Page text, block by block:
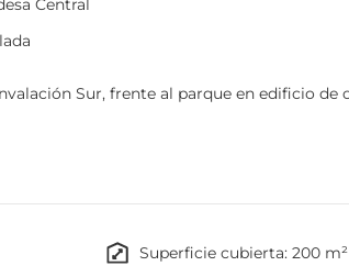
Central
Sur, frente al parque en edificio de
superficie cubierta: 200 m²